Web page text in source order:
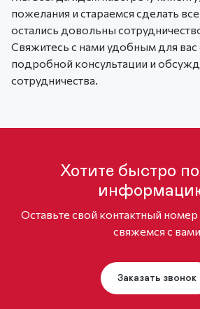
пожелания и стараемся сделать
остались довольны
Свяжитесь с нами удобным для
подробной консультации и
сотрудничества.
Хотите быстро
Оставьте свой контактный
свяжемся с вами
Заказать звонок